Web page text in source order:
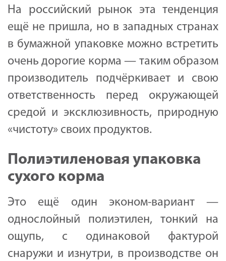
На российский рынок эта тенденция
ещё не пришла, но в западных странах
в бумажной упаковке можно встретить
очень дорогие корма — таким образом
производитель подчёркивает и свою
ответственность перед окружающей
средой и эксклюзивность, природную
«чистоту» своих продуктов.
Полиэтиленовая упаковка
сухого корма
Это ещё один эконом-вариант —
однослойный полиэтилен, тонкий на
ощупь, с одинаковой фактурой
снаружи и изнутри, в производстве он